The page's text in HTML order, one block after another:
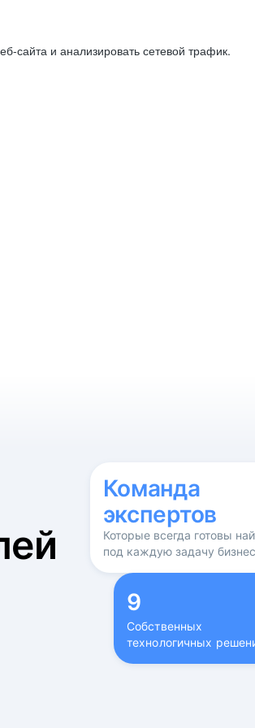
сайта и анализировать сетевой трафик.
Команда
экспертов
Которые всегда готовы
под каждую задачу
9
Собственных
технологичных